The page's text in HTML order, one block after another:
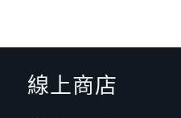
線上商店